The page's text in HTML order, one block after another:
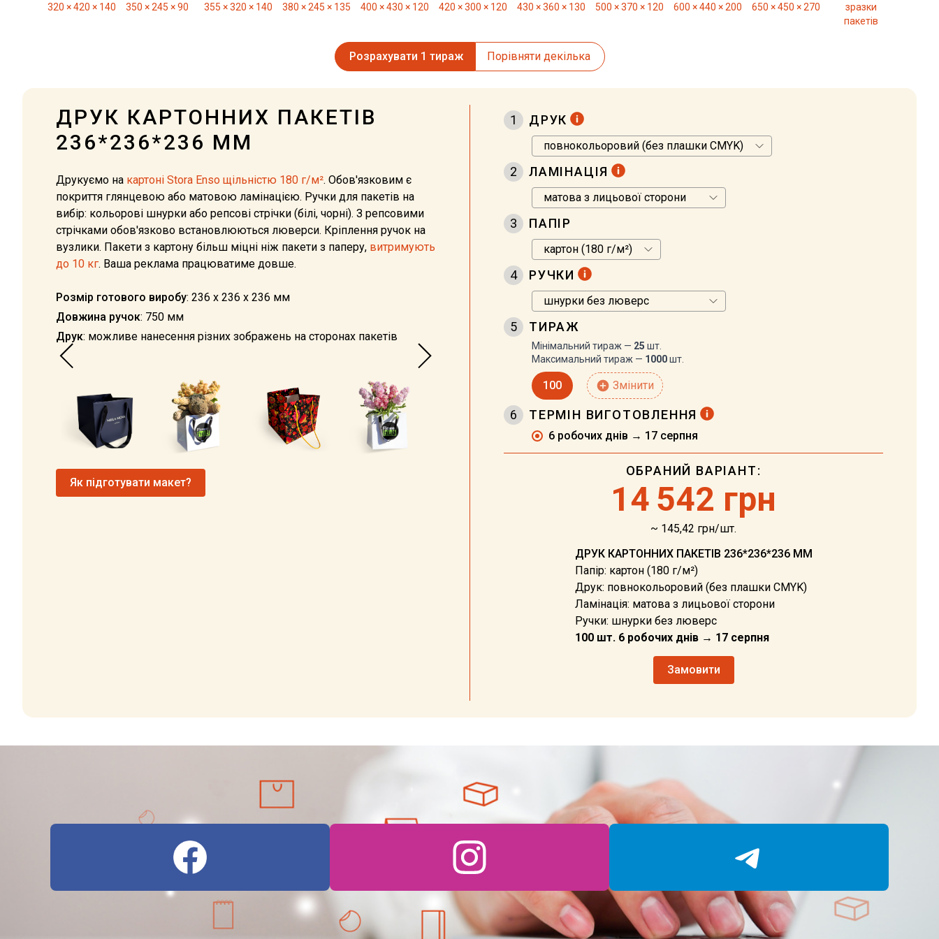
320 × 420 × 140 350 × 245 × 90 355 × 320 × 140 380 × 245 × 135 400 × 430 × 120 420 × 300 × 120 430 × 360 × 130 500 × 370 × 120 600 × 440 × 200 650 × 450 × 270
зразки
пакетів
Розрахувати 1 тираж Порівняти декілька
ДРУК КАРТОННИХ ПАКЕТІВ
236*236*236 ММ
Друкуємо на картоні Stora Enso щільністю 180 г/м². Обов'язковим є
покриття глянцевою або матовою ламінацією. Ручки для пакетів на
вибір: кольорові шнурки або репсові стрічки (білі, чорні). З репсовими
стрічками обов'язково встановлюються люверси. Кріплення ручок на
вузлики. Пакети з картону більш міцні ніж пакети з паперу, витримують
до 10 кг. Ваша реклама працюватиме довше.
Розмір готового виробу: 236 х 236 х 236 мм
Довжина ручок: 750 мм
Друк: можливе нанесення різних зображень на сторонах пакетів
Як підготувати макет?
1 ДРУК
2 ЛАМІНАЦІЯ
3 ПАПІР
4 РУЧКИ
5 ТИРАЖ
Мінімальний тираж — 25 шт.
Максимальний тираж — 1000шт.
100 add_circle Змінити
6 ТЕРМІН ВИГОТОВЛЕННЯ
6 робочих днів → 17 серпня
ОБРАНИЙ ВАРІАНТ:
14 542 грн
~ 145,42 грн/шт.
ДРУК КАРТОННИХ ПАКЕТІВ 236*236*236 ММ
Папір: картон (180 г/м²)
Друк: повнокольоровий (без плашки CMYK)
Ламінація: матова з лицьової сторони
Ручки: шнурки без люверс
100 шт. 6 робочих днів → 17 серпня
Замовити